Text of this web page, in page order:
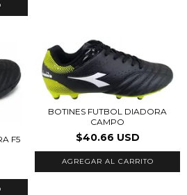
F5
BOTINES FUTBOL DIADORA
CAMPO
$40.66 USD
AGREGAR AL CARRITO